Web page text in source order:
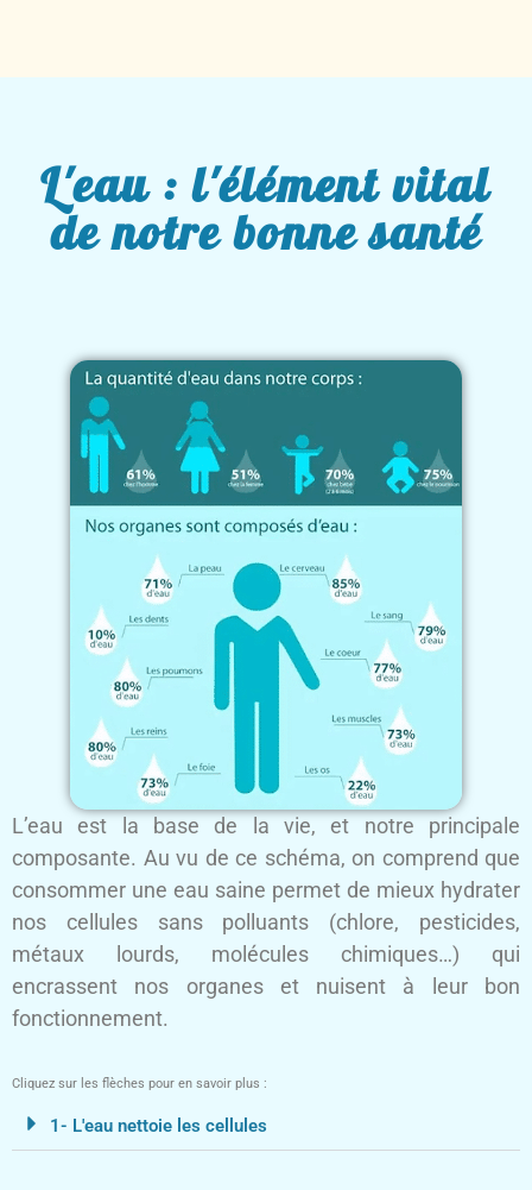
L'eau : l'élément vital
de notre bonne santé
L’eau est la base de la vie, et notre principale
composante. Au vu de ce schéma, on comprend que
consommer une eau saine permet de mieux hydrater
nos cellules sans polluants (chlore, pesticides,
métaux lourds, molécules chimiques…) qui
encrassent nos organes et nuisent à leur bon
fonctionnement.
Cliquez sur les flèches pour en savoir plus :
1- L'eau nettoie les cellules